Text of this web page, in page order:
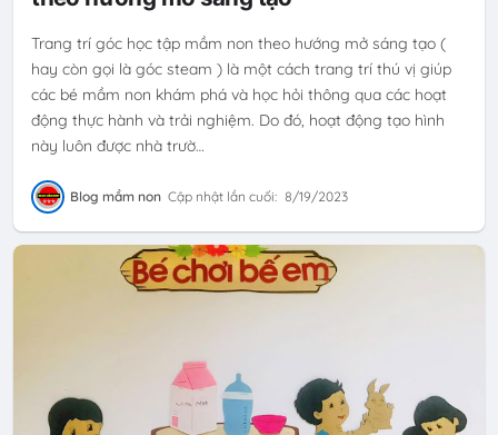
Trang trí góc học tập mầm non theo hướng mở sáng tạo (
hay còn gọi là góc steam ) là một cách trang trí thú vị giúp
các bé mầm non khám phá và học hỏi thông qua các hoạt
động thực hành và trải nghiệm. Do đó, hoạt động tạo hình
này luôn được nhà trườ…
Blog mầm non Cập nhật lần cuối: 8/19/2023